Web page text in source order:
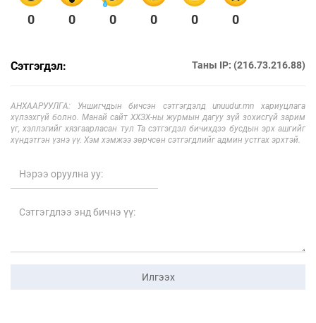
0 0 0 0 0 0
Сэтгэгдэл: Таны IP: (216.73.216.88)
АНХААРУУЛГА: Уншигчдын бичсэн сэтгэгдэлд unuudur.mn хариуцлага
хүлээхгүй болно. Манай сайт ХХЗХ-ны журмын дагуу зүй зохисгүй зарим
үг, хэллэгийг хязгаарласан тул Та сэтгэгдэл бичихдээ бусдын эрх ашгийг
хүндэтгэн үзнэ үү. Хэм хэмжээ зөрчсөн сэтгэгдлийг админ устгах эрхтэй.
Илгээх